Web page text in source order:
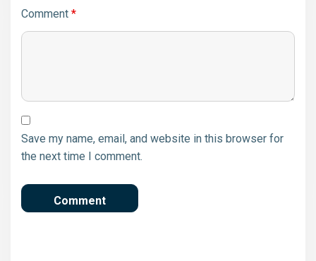
Comment *
Save my name, email, and website in this browser for
the next time I comment.